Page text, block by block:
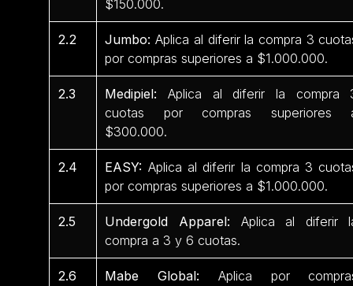
$150.000.
2.2 Jumbo:Aplica al diferir la compra 3
por compras superiores a $1.000.000.
2.3 Medipiel: Aplica al diferir la compra
cuotas por compras superiores
$300.000.
2.4 EASY: Aplica al diferir la compra 3
por compras superiores a $1.000.000.
2.5 Undergold Apparel: Aplica al diferir
compra a 3 y 6 cuotas.
2.6 Mabe Global: Aplica por